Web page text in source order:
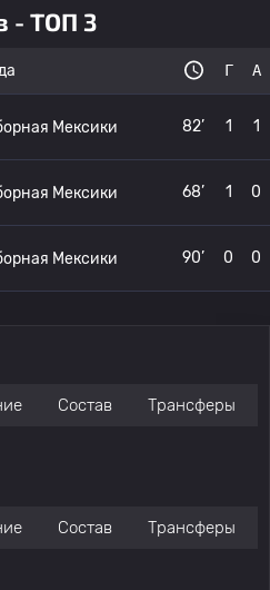
- ТОП 3
Г А
Мексики 82’ 1 1
Мексики 68’ 1 0
Мексики 90’ 0 0
Состав Трансферы
Состав Трансферы